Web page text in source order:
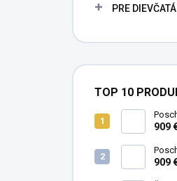
PRE DIEVČATÁ
TOP 10
909
909